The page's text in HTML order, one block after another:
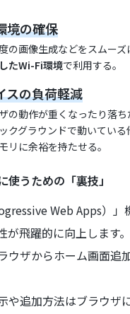
境の確保
の画像生成などをスムー
たWi-Fi環境で利用する。
スの負荷軽減
の動作が重くなったり落
クグラウンドで動いてい
リに余裕を持たせる。
使うための「裏技」
Web Apps）
が飛躍的に向上します。
ウザからホーム画面追
や追加方法はブラウザ